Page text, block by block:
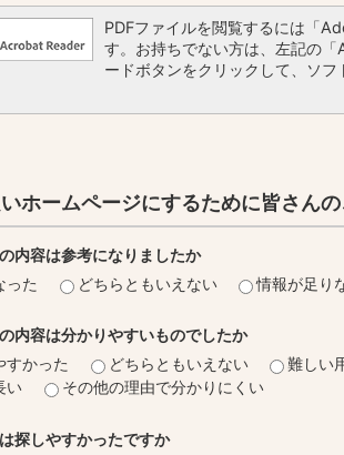
PDFファイルを閲覧するには「
す。お持ちでない方は、左記の
ードボタンをクリックして、ソ
ホームページにするために皆さん
内容は参考になりましたか
った
どちらともいえない 情報が足り
内容は分かりやすいものでしたか
すかった
どちらともいえない
難しい
い
その他の理由で分かりにくい
探しやすかったですか